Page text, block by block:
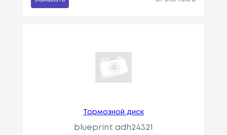
Тормозной диск
blueprint adh24321